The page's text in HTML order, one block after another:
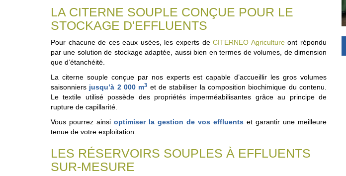
LA CITERNE SOUPLE CONÇUE POUR LE
STOCKAGE D'EFFLUENTS
Pour chacune de ces eaux usées, les experts deCITERNEO Agricultureont répondu
par une solution de stockage adaptée, aussi bien en termes de volumes, de dimension
que d’étanchéité.
La citerne souple conçue par nos experts est capable d’accueillir les gros volumes
saisonniers jusqu’à 2 000 m3 et de stabiliser la composition biochimique du contenu.
Le textile utilisé possède des propriétés imperméabilisantes grâce au principe de
rupture de capillarité.
Vous pourrez ainsi optimiser la gestion de vos effluents et garantir une meilleure
tenue de votre exploitation.
LES RÉSERVOIRS SOUPLES À EFFLUENTS
SUR-MESURE